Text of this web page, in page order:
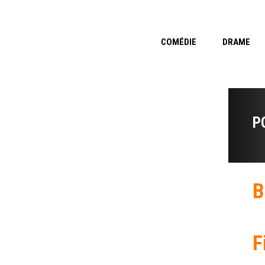
COMÉDIE DRAME